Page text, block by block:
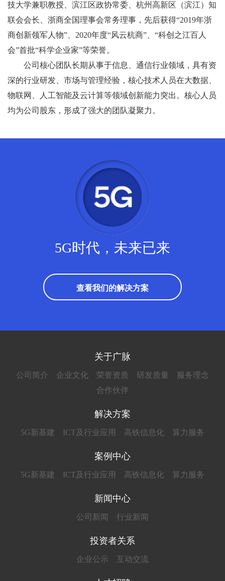
技大学兼职教授、滨江区政协常委、杭州高新区（滨江）知
联会会长、浙商全国理事会常务理事，先后获得“2019年浙
商创新领军人物”、2020年度“风云杭商”、“科创之江百人
会”首批“科学企业家”等荣誉。
公司核心团队长期从事于信息、通信行业领域，具有资
深的行业研发、市场与管理经验，核心技术人员在大数据、
物联网、人工智能及云计算等领域创新能力突出。核心人员
均为公司股东，形成了强大的团队凝聚力。
5G时代，未来已来
查看我们的解决方案
关于广脉
公司简介 企业文化 荣誉资质 研发质量
服务理念
合作伙伴
解决方案
5G新基建 ICT及行业应用 高铁信息化 算力服务
案例中心
5G新基建 ICT及行业应用 高铁信息化 算力服务
新闻中心
公司新闻 行业新闻
投资者关系
企业公示 互动交流